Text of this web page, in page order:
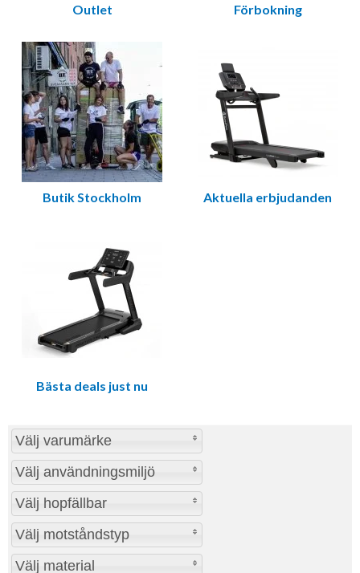
Outlet Förbokning
Butik Stockholm Aktuella erbjudanden
Bästa deals just nu
Välj varumärke
Välj användningsmiljö
Välj hopfällbar
Välj motståndstyp
Välj material